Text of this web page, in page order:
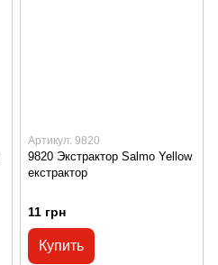
Артикул: 9820
9820 Экстрактор Salmo Yellow
екстрактор
11 грн
Купить